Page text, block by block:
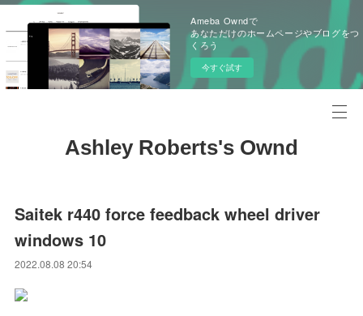
Ameba Owndで
あなただけのホームページやブログをつ
くろう
今すぐ試す
Ashley Roberts's Ownd
Saitek r440 force feedback wheel driver
windows 10
2022.08.08 20:54